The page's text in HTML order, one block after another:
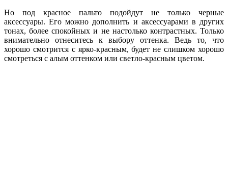
Но под красное пальто подойдут не только черные
аксессуары. Его можно дополнить и аксессуарами в других
тонах, более спокойных и не настолько контрастных. Только
внимательно отнеситесь к выбору оттенка. Ведь то, что
хорошо смотрится с ярко-красным, будет не слишком хорошо
смотреться с алым оттенком или светло-красным цветом.